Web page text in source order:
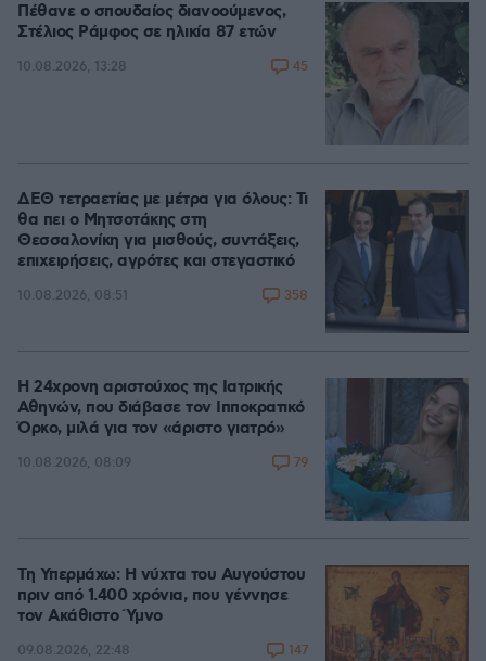
Πέθανε ο σπουδαίος διανοούμενος,
Στέλιος Ράμφος σε ηλικία 87 ετών
10.08.2026, 13:28 45
ΔΕΘ τετραετίας με μέτρα για όλους: Τι
θα πει ο Μητσοτάκης στη
Θεσσαλονίκη για μισθούς, συντάξεις,
επιχειρήσεις, αγρότες και στεγαστικό
10.08.2026, 08:51 358
Η 24χρονη αριστούχος της Ιατρικής
Αθηνών, που διάβασε τον Ιπποκρατικό
Όρκο, μιλά για τον «άριστο γιατρό»
10.08.2026, 08:09 79
Τη Υπερμάχω: Η νύχτα του Αυγούστου
πριν από 1.400 χρόνια, που γέννησε
τον Ακάθιστο Ύμνο
09.08.2026, 22:48 147